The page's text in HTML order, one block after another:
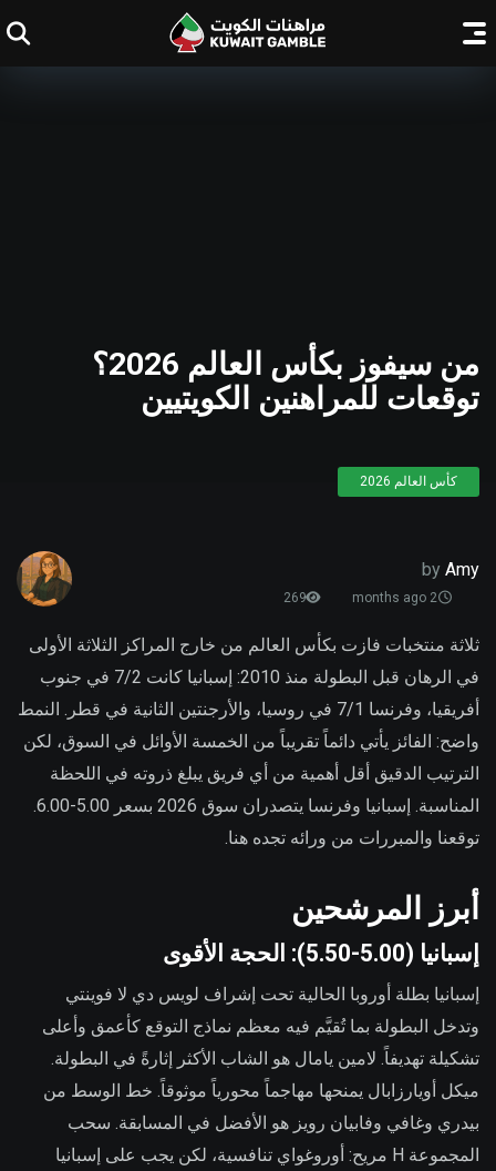
من سيفوز بكأس العالم 2026؟
توقعات للمراهنين الكويتيين
كأس العالم 2026
by Amy
2 months ago
269
ثلاثة منتخبات فازت بكأس العالم من خارج المراكز الثلاثة الأولى
في الرهان قبل البطولة منذ 2010: إسبانيا كانت 7/2 في جنوب
أفريقيا، وفرنسا 7/1 في روسيا، والأرجنتين الثانية في قطر. النمط
واضح: الفائز يأتي دائماً تقريباً من الخمسة الأوائل في السوق، لكن
الترتيب الدقيق أقل أهمية من أي فريق يبلغ ذروته في اللحظة
المناسبة. إسبانيا وفرنسا يتصدران سوق 2026 بسعر 5.00-6.00.
توقعنا والمبررات من ورائه تجده هنا.
أبرز المرشحين
إسبانيا (5.00-5.50): الحجة الأقوى
إسبانيا بطلة أوروبا الحالية تحت إشراف لويس دي لا فوينتي
وتدخل البطولة بما تُقيَّم فيه معظم نماذج التوقع كأعمق وأعلى
تشكيلة تهديفاً. لامين يامال هو الشاب الأكثر إثارةً في البطولة.
ميكل أويارزابال يمنحها مهاجماً محورياً موثوقاً. خط الوسط من
بيدري وغافي وفابيان رويز هو الأفضل في المسابقة. سحب
المجموعة H مريح: أوروغواي تنافسية، لكن يجب على إسبانيا